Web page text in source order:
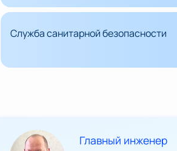
Служба санитарной безопасности
Главный инженер